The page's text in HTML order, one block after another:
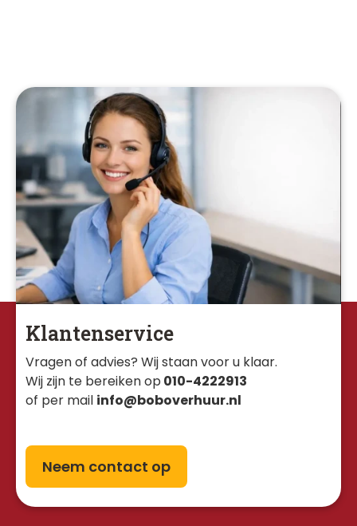
Klantenservice
Vragen of advies? Wij staan voor u klaar.
Wij zijn te bereiken op 010-4222913
of per mail info@boboverhuur.nl
Neem contact op